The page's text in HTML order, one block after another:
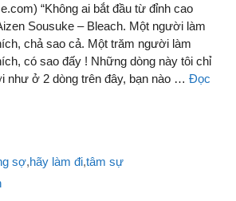
“Không ai bắt đầu từ đỉnh cao
Sousuke – Bleach. Một người làm
chả sao cả. Một trăm người làm
có sao đấy ! Những dòng này tôi chỉ
như ở 2 dòng trên đây, bạn nào … Đọc
sợ,hãy làm đi,tâm sự